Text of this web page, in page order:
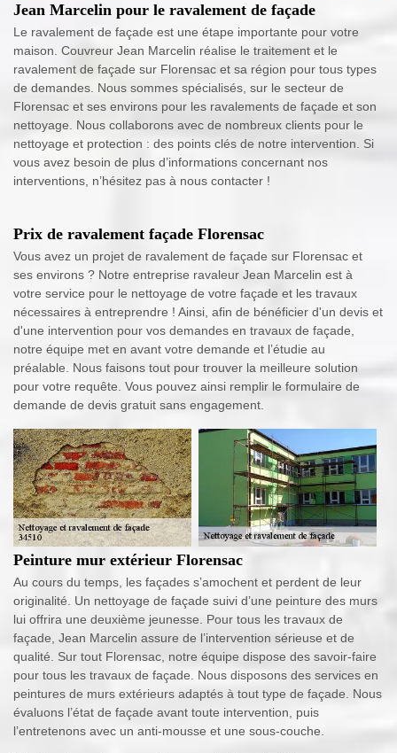
Jean Marcelin pour le ravalement de façade
Le ravalement de façade est une étape importante pour votre
maison. Couvreur Jean Marcelin réalise le traitement et le
ravalement de façade sur Florensac et sa région pour tous types
de demandes. Nous sommes spécialisés, sur le secteur de
Florensac et ses environs pour les ravalements de façade et son
nettoyage. Nous collaborons avec de nombreux clients pour le
nettoyage et protection : des points clés de notre intervention. Si
vous avez besoin de plus d’informations concernant nos
interventions, n’hésitez pas à nous contacter !
Prix de ravalement façade Florensac
Vous avez un projet de ravalement de façade sur Florensac et
ses environs ? Notre entreprise ravaleur Jean Marcelin est à
votre service pour le nettoyage de votre façade et les travaux
nécessaires à entreprendre ! Ainsi, afin de bénéficier d'un devis et
d'une intervention pour vos demandes en travaux de façade,
notre équipe met en avant votre demande et l’étudie au
préalable. Nous faisons tout pour trouver la meilleure solution
pour votre requête. Vous pouvez ainsi remplir le formulaire de
demande de devis gratuit sans engagement.
Peinture mur extérieur Florensac
Au cours du temps, les façades s’amochent et perdent de leur
originalité. Un nettoyage de façade suivi d’une peinture des murs
lui offrira une deuxième jeunesse. Pour tous les travaux de
façade, Jean Marcelin assure de l’intervention sérieuse et de
qualité. Sur tout Florensac, notre équipe dispose des savoir-faire
pour tous les travaux de façade. Nous disposons des services en
peintures de murs extérieurs adaptés à tout type de façade. Nous
évaluons l’état de façade avant toute intervention, puis
l’entretenons avec un anti-mousse et une sous-couche.